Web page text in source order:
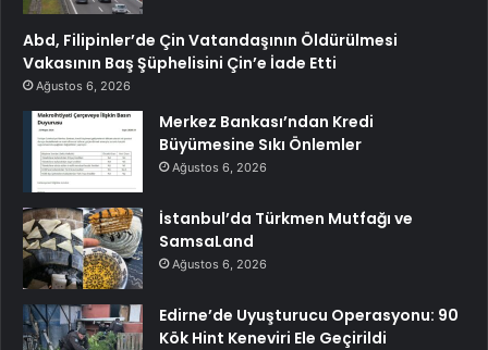
Abd, Filipinler’de Çin Vatandaşının Öldürülmesi
Vakasının Baş Şüphelisini Çin’e İade Etti
Ağustos 6, 2026
Merkez Bankası’ndan Kredi
Büyümesine Sıkı Önlemler
Ağustos 6, 2026
İstanbul’da Türkmen Mutfağı ve
SamsaLand
Ağustos 6, 2026
Edirne’de Uyuşturucu Operasyonu: 90
Kök Hint Keneviri Ele Geçirildi